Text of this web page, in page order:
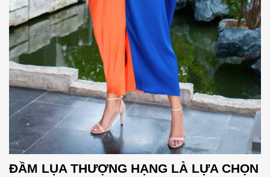
ĐẦM LỤA THƯỢNG HẠNG LÀ LỰA CHỌN